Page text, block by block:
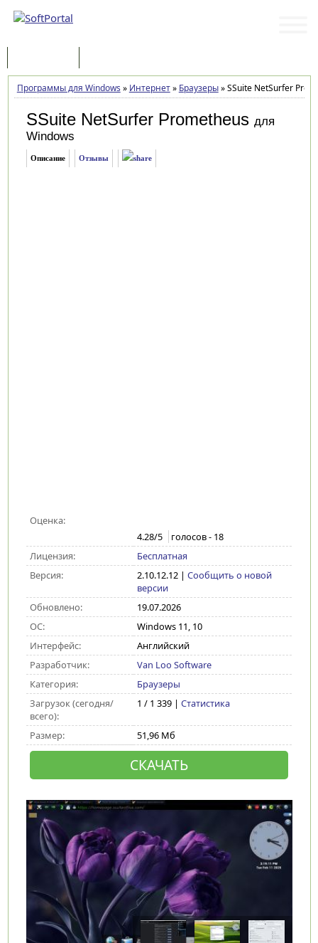
Программы для Windows » Интернет» Браузеры»SSuite NetSurfer
SSuite NetSurfer Prometheus для
Windows
Описание Отзывы
Оценка:
4.28/5 голосов - 18
Лицензия:
Бесплатная
Версия:
2.10.12.12| Сообщить о новой
версии
Обновлено:
19.07.2026
ОС:
Windows 11, 10
Интерфейс:
Английский
Разработчик:
Van Loo Software
Категория:
Браузеры
Загрузок (сегодня/
всего):
1 / 1 339 | Статистика
Размер: 51,96 Мб
СКАЧАТЬ